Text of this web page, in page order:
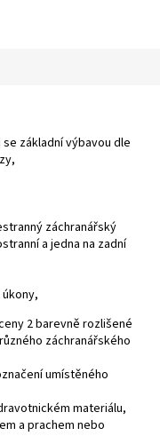
základní výbavou dle
záchranářský
a jedna na zadní
2 barevně rozlišené
záchranářského
umístěného
materiálu,
a prachem nebo